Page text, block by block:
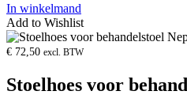
In winkelmand
Add to Wishlist
Product
openen
€ 72,50 excl. BTW
Stoelhoes voor